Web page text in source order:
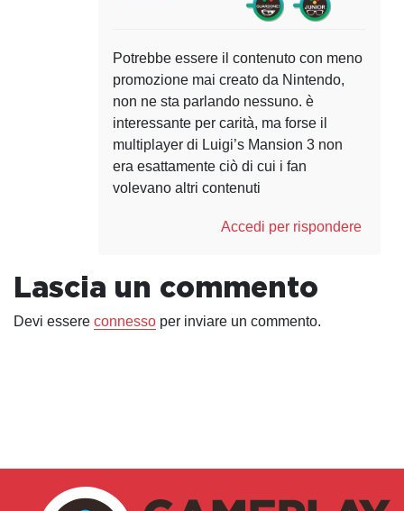
Potrebbe essere il contenuto con meno
promozione mai creato da Nintendo,
non ne sta parlando nessuno. è
interessante per carità, ma forse il
multiplayer di Luigi’s Mansion 3 non
era esattamente ciò di cui i fan
volevano altri contenuti
Accedi per rispondere
Lascia un commento
Devi essere connesso per inviare un commento.